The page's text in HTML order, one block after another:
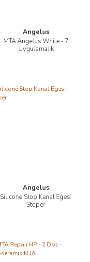
Angelus
MTA Angelus White - 7
Uygulamalık
Angelus
Silicone Stop Kanal Egesi
Stoper